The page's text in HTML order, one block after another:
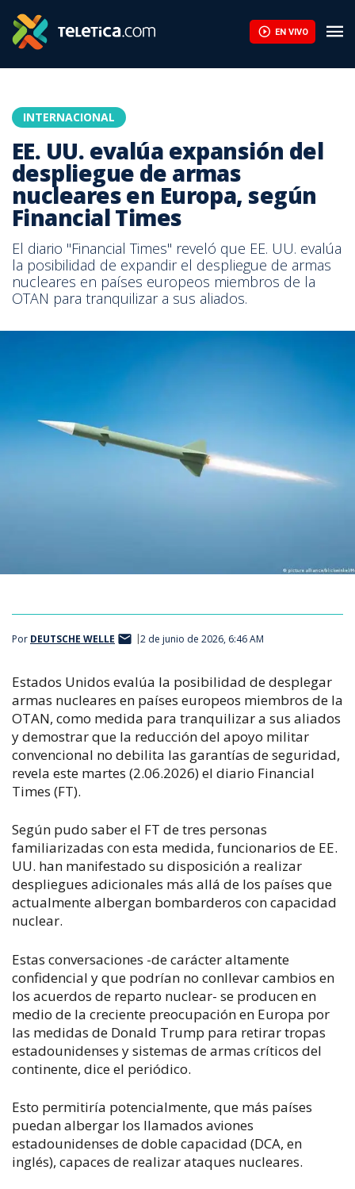
EN VIVO
INTERNACIONAL
EE. UU. evalúa expansión del
despliegue de armas
nucleares en Europa, según
Financial Times
El diario "Financial Times" reveló que EE. UU. evalúa
la posibilidad de expandir el despliegue de armas
nucleares en países europeos miembros de la
OTAN para tranquilizar a sus aliados.
Por DEUTSCHE WELLE 2 de junio de 2026, 6:46 AM
Estados Unidos evalúa la posibilidad de desplegar
armas nucleares en países europeos miembros de la
OTAN, como medida para tranquilizar a sus aliados
y demostrar que la reducción del apoyo militar
convencional no debilita las garantías de seguridad,
revela este martes (2.06.2026) el diario Financial
Times (FT).
Según pudo saber el FT de tres personas
familiarizadas con esta medida, funcionarios de EE.
UU. han manifestado su disposición a realizar
despliegues adicionales más allá de los países que
actualmente albergan bombarderos con capacidad
nuclear.
Estas conversaciones -de carácter altamente
confidencial y que podrían no conllevar cambios en
los acuerdos de reparto nuclear- se producen en
medio de la creciente preocupación en Europa por
las medidas de Donald Trump para retirar tropas
estadounidenses y sistemas de armas críticos del
continente, dice el periódico.
Esto permitiría potencialmente, que más países
puedan albergar los llamados aviones
estadounidenses de doble capacidad (DCA, en
inglés), capaces de realizar ataques nucleares.